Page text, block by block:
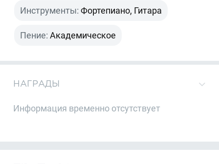
Инструменты: Фортепиано, Гитара
Пение: Академическое
НАГРАДЫ
Информация временно отсутствует